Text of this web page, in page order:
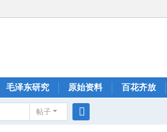
毛泽东研究 原始资料 百花齐放
帖子